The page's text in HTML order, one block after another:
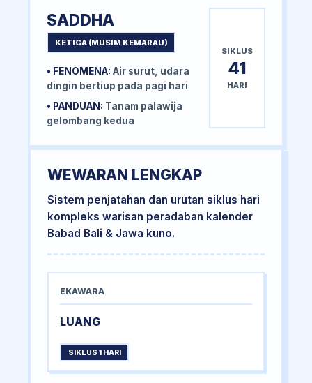
SADDHA
KETIGA (MUSIM KEMARAU)
• FENOMENA: Air surut, udara
dingin bertiup pada pagi hari
• PANDUAN: Tanam palawija
gelombang kedua
SIKLUS
41
HARI
WEWARAN LENGKAP
Sistem penjatahan dan urutan siklus hari
kompleks warisan peradaban kalender
Babad Bali & Jawa kuno.
EKAWARA
LUANG
SIKLUS 1 HARI